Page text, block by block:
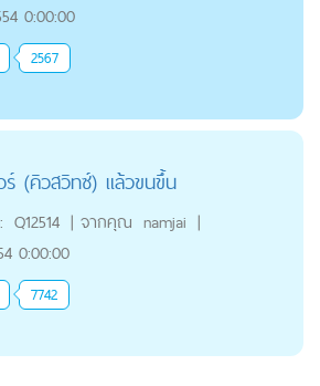
0:00:00
2567
ร์ (คิวสวิทซ์) แล้วขนขึ้น
Q12514 | จากคุณ namjai |
0:00:00
7742